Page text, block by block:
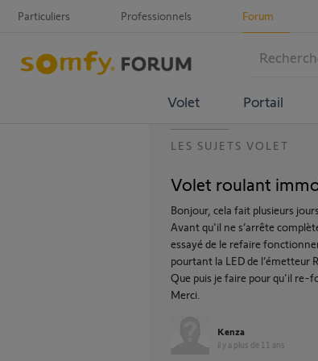
Particuliers Professionnels Forum
Volet Portail
LES SUJETS VOLET
Volet roulant
Bonjour, cela fait plusieurs
Avant qu'il ne s’arrête
essayé de le refaire
pourtant la LED de l’émetteur
Que puis je faire pour qu'il re-
Merci.
Kenza
il y a plus de 11 ans